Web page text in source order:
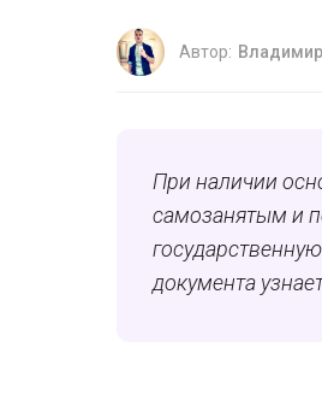
Автор:
При наличии
самозанятым и
документа